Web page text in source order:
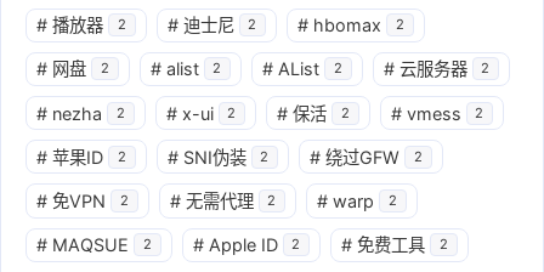
# 播放器 2 # 迪士尼 2 # hbomax 2
# 网盘 2 # alist 2 # AList 2 # 云服务器 2
# nezha 2 # x-ui 2 # 保活 2 # vmess 2
# 苹果ID 2 # SNI伪装 2 # 绕过GFW 2
# 免VPN 2 # 无需代理 2 # warp 2
# MAQSUE 2 # Apple ID 2 # 免费工具 2